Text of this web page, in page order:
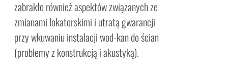
zabrakło również aspektów związanych ze
zmianami lokatorskimi i utratą gwarancji
przy wkuwaniu instalacji wod-kan do ścian
(problemy z konstrukcją i akustyką).